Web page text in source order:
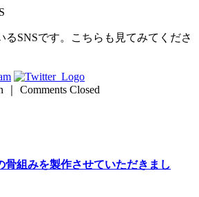
るSNSです。こちらも見てみてくださ
｜ Comments Closed
骨組みを製作させていただきまし